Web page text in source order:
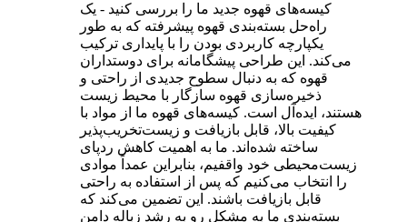
کیسه‌های قهوه جدید ما را بررسی کنید - یک
راه‌حل بسته‌بندی قهوه پیشرفته که به طور
یکپارچه کاربردی بودن را با پایداری ترکیب
می‌کند. این طراحی پیشگامانه برای دوستداران
قهوه که به دنبال سطوح جدیدی از راحتی و
ذخیره‌سازی قهوه سازگار با محیط زیست
هستند، ایده‌آل است. کیسه‌های قهوه ما از مواد با
کیفیت بالا، قابل بازیافت و زیست‌تخریب‌پذیر
ساخته شده‌اند. ما به اهمیت کاهش ردپای
زیست‌محیطی خود واقفیم، بنابراین عمداً موادی
را انتخاب می‌کنیم که پس از استفاده به راحتی
قابل بازیافت باشند. این تضمین می‌کند که
بسته‌بندی ما به مشکل رو به رشد زباله دامن